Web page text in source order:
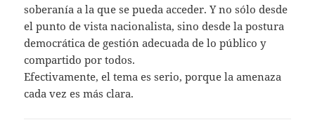
soberanía a la que se pueda acceder. Y no sólo desde
el punto de vista nacionalista, sino desde la postura
democrática de gestión adecuada de lo público y
compartido por todos.
Efectivamente, el tema es serio, porque la amenaza
cada vez es más clara.